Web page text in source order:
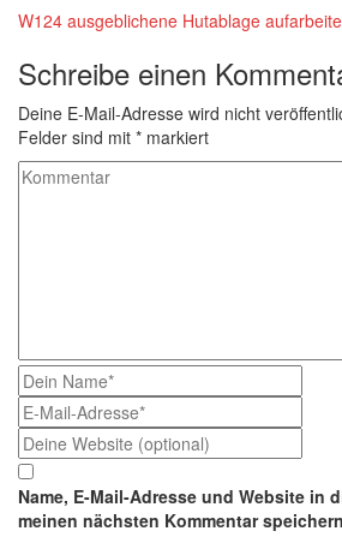
W124 ausgeblichene Hutablage
Schreibe einen
Deine E-Mail-Adresse wird nicht
Felder sind mit * markiert
Name, E-Mail-Adresse und Website in
meinen nächsten Kommentar